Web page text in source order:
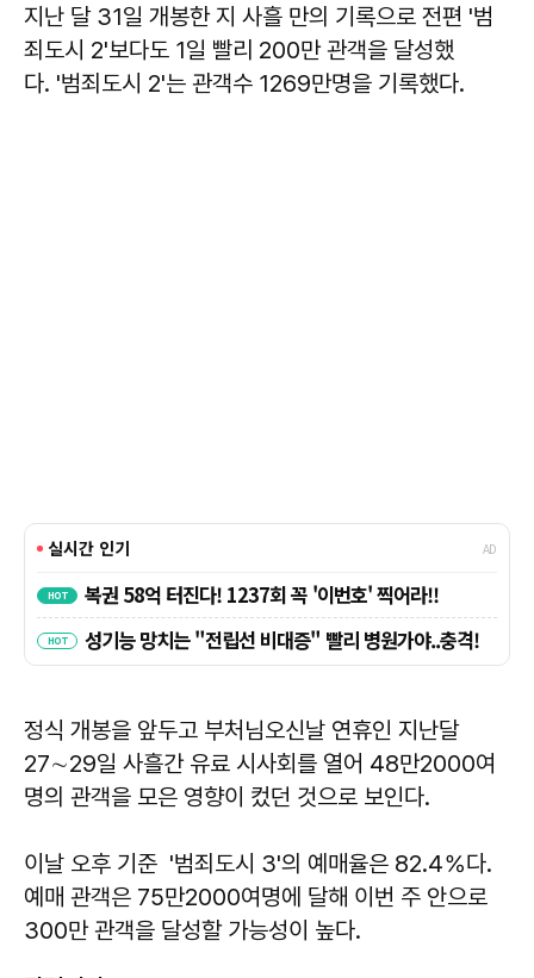
지난 달 31일 개봉한 지 사흘 만의 기록으로 전편 '범
죄도시 2'보다도 1일 빨리 200만 관객을 달성했
다. '범죄도시 2'는 관객수 1269만명을 기록했다.
정식 개봉을 앞두고 부처님오신날 연휴인 지난달
27∼29일 사흘간 유료 시사회를 열어 48만2000여
명의 관객을 모은 영향이 컸던 것으로 보인다.
이날 오후 기준 '범죄도시 3'의 예매율은 82.4％다.
예매 관객은 75만2000여명에 달해 이번 주 안으로
300만 관객을 달성할 가능성이 높다.